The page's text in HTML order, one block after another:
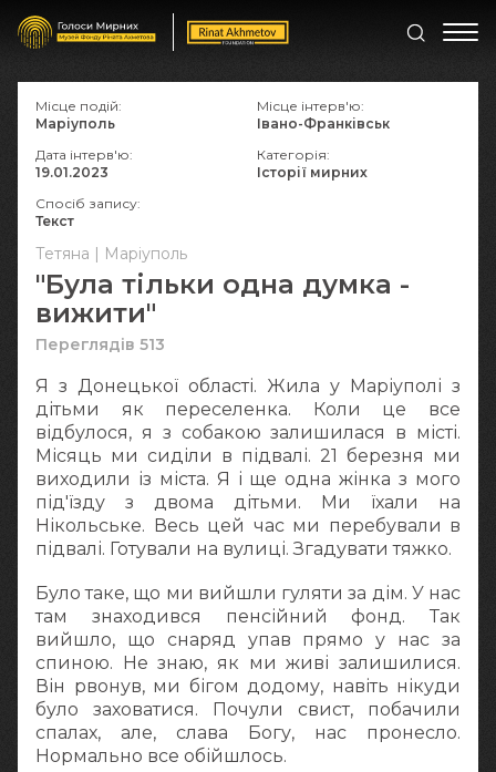
Тетяна | Маріуполь
"Була тільки одна думка -
вижити"
Переглядів 513
Я з Донецької області. Жила у Маріуполі з
дітьми як переселенка. Коли це все
відбулося, я з собакою залишилася в місті.
Місяць ми сиділи в підвалі. 21 березня ми
виходили із міста. Я і ще одна жінка з мого
під'їзду з двома дітьми. Ми їхали на
Нікольське. Весь цей час ми перебували в
підвалі. Готували на вулиці. Згадувати тяжко.
Було таке, що ми вийшли гуляти за дім. У нас
там знаходився пенсійний фонд. Так
вийшло, що снаряд упав прямо у нас за
спиною. Не знаю, як ми живі залишилися.
Він рвонув, ми бігом додому, навіть нікуди
було заховатися. Почули свист, побачили
спалах, але, слава Богу, нас пронесло.
Нормально все обійшлось.
Місце подій:
Маріуполь
Місце інтерв'ю:
Івано-Франківськ
Дата інтерв'ю:
19.01.2023
Категорія:
Історії мирних
Спосіб запису:
Текст